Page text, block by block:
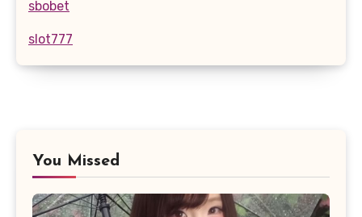
sbobet
slot777
You Missed